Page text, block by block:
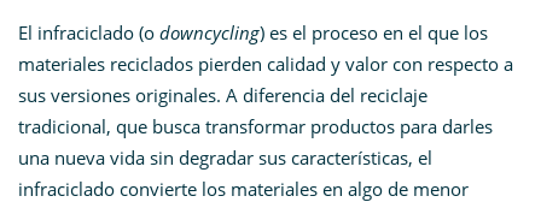
El infraciclado (o downcycling) es el proceso en el que los
materiales reciclados pierden calidad y valor con respecto a
sus versiones originales. A diferencia del reciclaje
tradicional, que busca transformar productos para darles
una nueva vida sin degradar sus características, el
infraciclado convierte los materiales en algo de menor